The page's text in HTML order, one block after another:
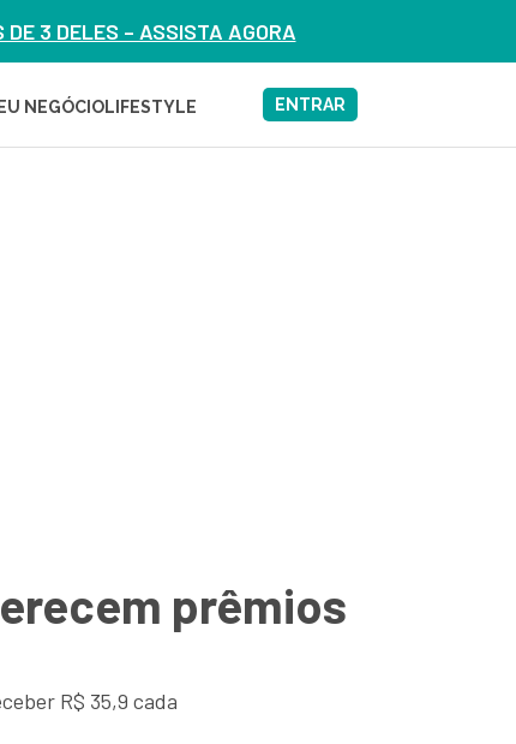
DE 3 DELES – ASSISTA AGORA
NEGÓCIOLIFESTYLE ENTRAR
prêmios
R$ 35,9 cada